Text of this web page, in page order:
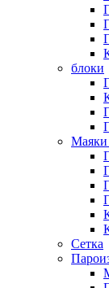
блоки
Сетка